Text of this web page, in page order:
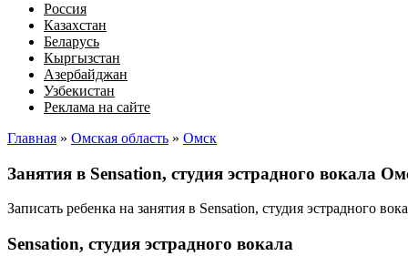
Россия
Казахстан
Беларусь
Кыргызстан
Азербайджан
Узбекистан
Реклама на сайте
Главная » Омская область » Омск
Занятия в Sensation, студия эстрадного вокала
Записать ребенка на занятия в Sensation, студия эстрадного
Sensation, студия эстрадного вокала